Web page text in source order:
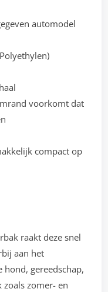
automodel
voorkomt dat
compact op
raakt deze snel
aan het
gereedschap,
zomer- en